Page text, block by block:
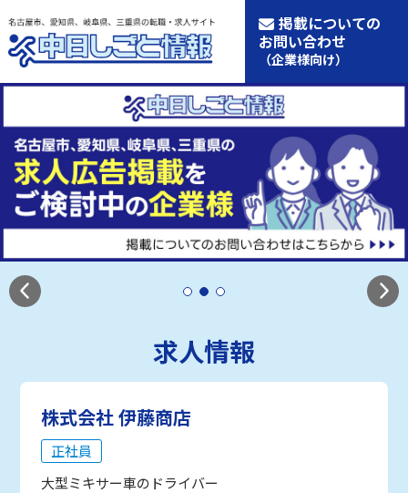
掲載についての
お問い合わせ
（企業様向け）
求人情報
株式会社 伊藤商店
正社員
大型ミキサー車のドライバー